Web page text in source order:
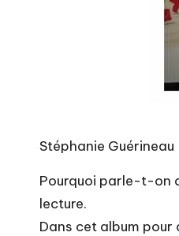
Stéphanie Guérineau
Pourquoi parle-t-on
lecture.
Dans cet album pour